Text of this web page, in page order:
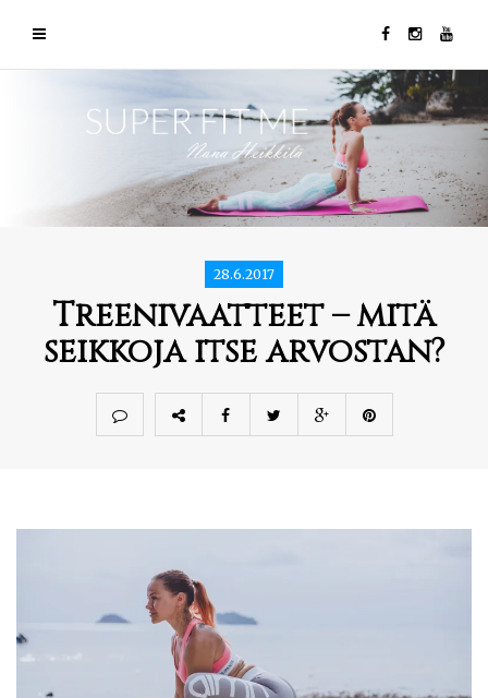
28.6.2017
Treenivaatteet – mitä
seikkoja itse arvostan?